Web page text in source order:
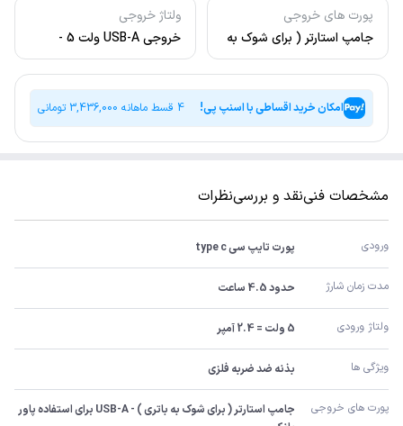
پورت های خروجی
جامپ استارتر ( برای شوک به
باتری ) - USB-A برای
استفاده پاور بانک
ولتاژ خروجی
خروجی USB-A ولت 5 -
خروجی جامپ استارتر 12 ولت
امکان خرید اقساطی با اسنپ پی! 4 قسط ماهانه 3,436,000 تومانی
مشخصات فنینقد و بررسینظرات
ورودی پورت تایپ سی type c
مدت زمان شارژ حدود 4.5 ساعت
ولتاژ ورودی 5 ولت = 2.4 آمپر
ویژگی ها بذنه ضد ضربه فلزی
پورت های خروجی